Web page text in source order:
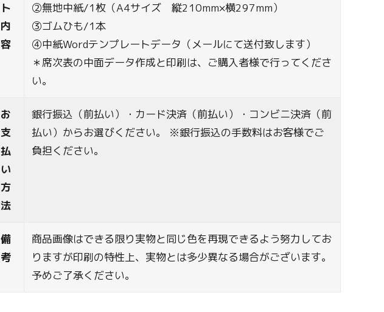
ト
内
容
②無地中紙/1枚（A4サイズ 縦210mm×横297mm）
③ゴムひも/1本
④中紙Wordテンプレートデータ（メールにて送付致します）
＊席次表の中面データ作成と印刷は、ご購入者様で行ってくださ
い。
お
支
払
い
方
法
銀行振込（前払い）・カード決済（前払い）・コンビニ決済（前
払い）からお選びください。 ※銀行振込の手数料はお客様でご
負担ください。
備
考
商品画像はできる限り実物と同じ色を再現できるよう努力してお
りますが印刷の特性上、実物とは多少異なる場合がございます。
予めご了承ください。